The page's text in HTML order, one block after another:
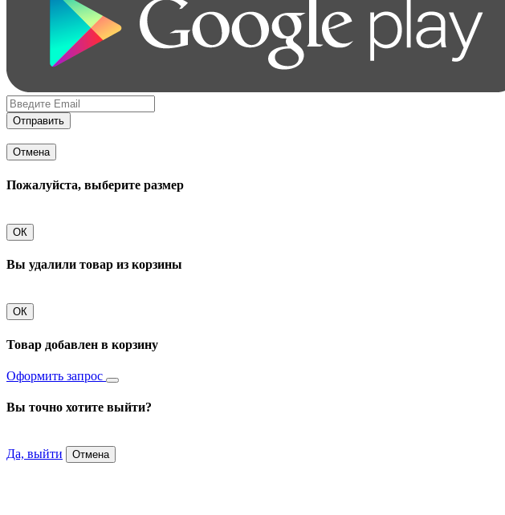
Отправить
Отмена
Пожалуйста, выберите размер
ОК
Вы удалили товар из корзины
ОК
Товар добавлен в корзину
Оформить запрос
Вы точно хотите выйти?
Да, выйти Отмена